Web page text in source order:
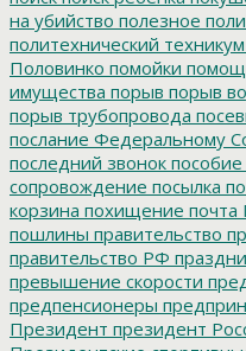
на убийство полезное
политехнический техникум
Половинко помойки
имущества порыв порыв
порыв трубопровода
послание Федеральному
последний звонок пособие
сопровождение посылка
корзина похищение почта
пошлины правительство
правительство РФ
превышение скорости
предпенсионеры
Президент президент